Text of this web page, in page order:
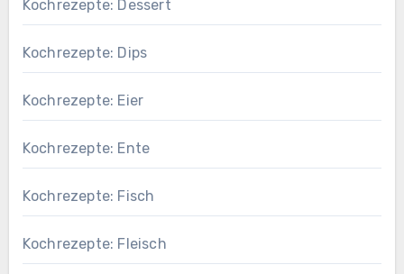
Kochrezepte: Dessert
Kochrezepte: Dips
Kochrezepte: Eier
Kochrezepte: Ente
Kochrezepte: Fisch
Kochrezepte: Fleisch